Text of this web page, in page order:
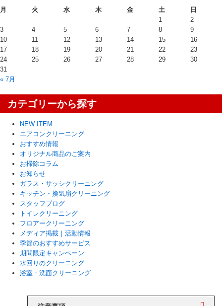
月
火 水 木 金 土
日
1
2
3
4 5 6 7 8
9
10
11 12 13 14 15
16
17
18 19 20 21 22
23
24
25 26 27 28 29
30
31
« 7月
カテゴリーから探す
NEW ITEM
エアコンクリーニング
おすすめ情報
オリジナル商品のご案内
お掃除コラム
お知らせ
ガラス・サッシクリーニング
キッチン・換気扇クリーニング
スタッフブログ
トイレクリーニング
フロアークリーニング
メディア掲載｜活動情報
季節のおすすめサービス
期間限定キャンペーン
水回りのクリーニング
浴室・洗面クリーニング